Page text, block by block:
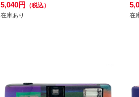
5,040円
（税込）
在庫あり
在